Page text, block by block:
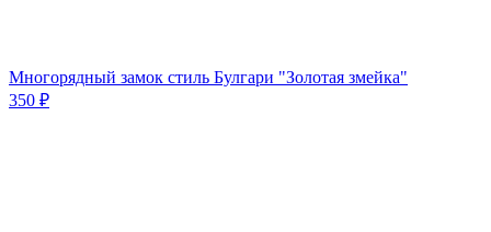
Многорядный замок стиль Булгари "Золотая змейка"
350 ₽